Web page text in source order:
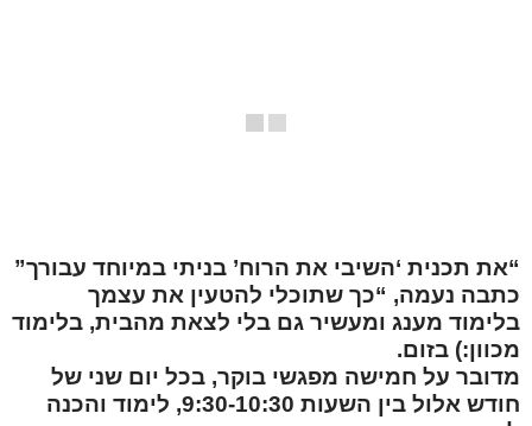
“את תכנית ‘השיבי את הרוח’ בניתי במיוחד עבורך”
כתבה נעמה, “כך שתוכלי להטעין את עצמך
בלימוד מענג ומעשיר גם בלי לצאת מהבית, בלימוד
מכוון:) בזום.
מדובר על חמישה מפגשי בוקר, בכל יום שני של
חודש אלול בין השעות 9:30-10:30, לימוד והכנה